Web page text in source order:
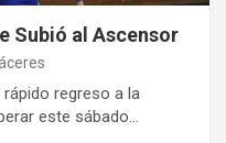
Subió al Ascensor
regreso a la
este sábado…